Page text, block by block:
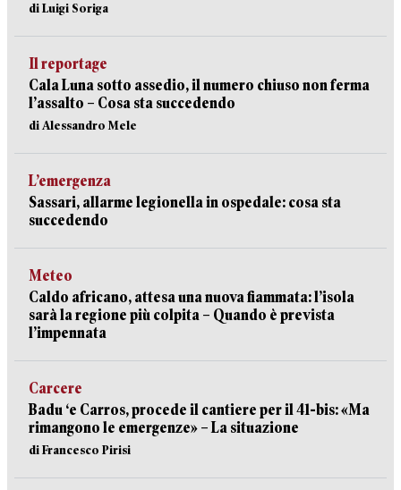
di Luigi Soriga
Il reportage
Cala Luna sotto assedio, il numero chiuso non ferma
l’assalto – Cosa sta succedendo
di Alessandro Mele
L’emergenza
Sassari, allarme legionella in ospedale: cosa sta
succedendo
Meteo
Caldo africano, attesa una nuova fiammata: l’isola
sarà la regione più colpita – Quando è prevista
l’impennata
Carcere
Badu ‘e Carros, procede il cantiere per il 41-bis: «Ma
rimangono le emergenze» – La situazione
di Francesco Pirisi